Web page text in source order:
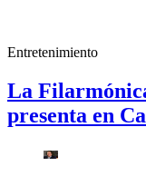
Entretenimiento
La
presenta en